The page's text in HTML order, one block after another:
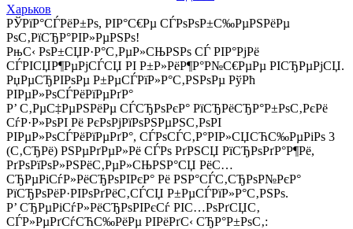
Харьков
РЎРїР°СЃРёР±Рѕ, РІР°С€Рµ СЃРѕРѕР±С‰РµРЅРёРµ
РѕС‚РїСЂР°РІР»РµРЅРѕ!
РњС‹ РѕР±СЏР·Р°С‚РµР»СЊРЅРѕ СЃ РІР°РјРё
СЃРІСЏР¶РµРјСЃСЏ РІ Р±Р»РёР¶Р°Р№С€РµРµ РІСЂРµРјСЏ.
РџРµСЂРІРѕРµ Р±РµСЃРїР»Р°С‚РЅРѕРµ РўРћ
РІРµР»РѕСЃРёРїРµРґР°
Р’ С‚РµС‡РµРЅРёРµ СЃСЂРѕРєР° РїСЂРёСЂР°Р±РѕС‚РєРё
СѓР·Р»РѕРІ Рё РєРѕРјРїРѕРЅРµРЅС‚РѕРІ
РІРµР»РѕСЃРёРїРµРґР°, СЃРѕСЃС‚Р°РІР»СЏСЋС‰РµРіРѕ 3
(С‚СЂРё) РЅРµРґРµР»Рё СЃРѕ РґРЅСЏ РїСЂРѕРґР°Р¶Рё,
РґРѕРїРѕР»РЅРёС‚РµР»СЊРЅР°СЏ РёС…
СЂРµРіСѓР»РёСЂРѕРІРєР° Рё РЅР°СЃС‚СЂРѕР№РєР°
РїСЂРѕРёР·РІРѕРґРёС‚СЃСЏ Р±РµСЃРїР»Р°С‚РЅРѕ.
Р’ СЂРµРіСѓР»РёСЂРѕРІРєСѓ РІС…РѕРґСЏС‚
СЃР»РµРґСѓСЋС‰РёРµ РІРёРґС‹ СЂР°Р±РѕС‚: